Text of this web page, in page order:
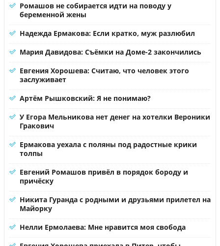
Ромашов не собирается идти на поводу у
беременной жены
Надежда Ермакова: Если кратко, муж разлюбил
Мария Давидова: Съёмки на Доме-2 закончились
Евгения Хорошева: Считаю, что человек этого
заслуживает
Артём Рышковский: Я не понимаю?
У Егора Мельникова нет денег на хотелки Вероники
Гракович
Ермакова уехала с поляны под радостные крики
толпы
Евгений Ромашов привёл в порядок бороду и
причёску
Никита Гуранда с родными и друзьями прилетел на
Майорку
Нелли Ермолаева: Мне нравится моя свобода